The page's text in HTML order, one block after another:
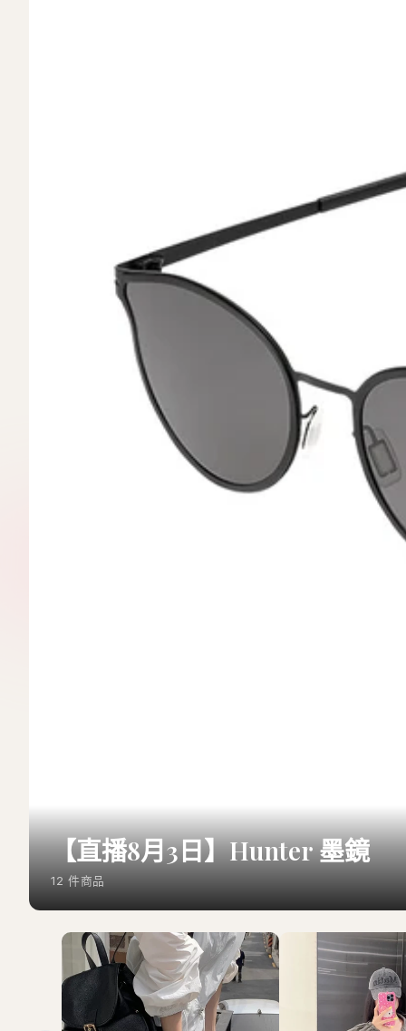
【直播8月3日】Hunter 墨鏡
12 件商品